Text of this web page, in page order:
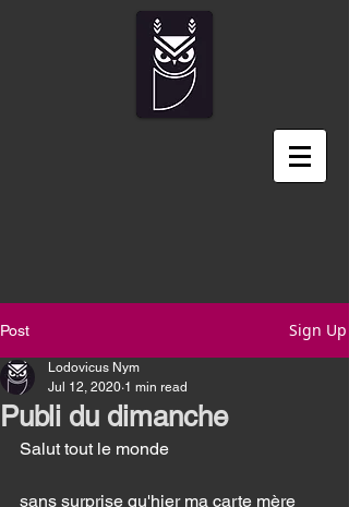
Post Sign Up
Publi du dimanche
Lodovicus Nym
Jul 12, 2020 1 min read
Salut tout le monde
sans surprise qu'hier ma carte mère